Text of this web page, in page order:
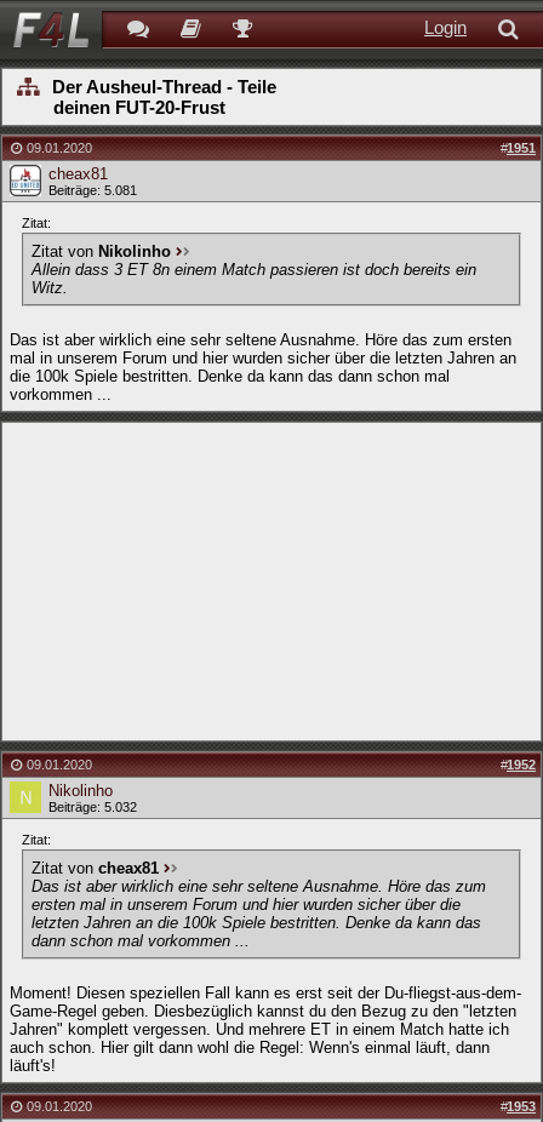
Login
Der Ausheul-Thread - Teile
deinen FUT-20-Frust
09.01.2020 #1951
cheax81
Beiträge: 5.081
Zitat:
Zitat von Nikolinho
Allein dass 3 ET 8n einem Match passieren ist doch bereits ein
Witz.
Das ist aber wirklich eine sehr seltene Ausnahme. Höre das zum ersten
mal in unserem Forum und hier wurden sicher über die letzten Jahren an
die 100k Spiele bestritten. Denke da kann das dann schon mal
vorkommen ...
09.01.2020 #1952
Nikolinho
Beiträge: 5.032
Zitat:
Zitat von cheax81
Das ist aber wirklich eine sehr seltene Ausnahme. Höre das zum
ersten mal in unserem Forum und hier wurden sicher über die
letzten Jahren an die 100k Spiele bestritten. Denke da kann das
dann schon mal vorkommen ...
Moment! Diesen speziellen Fall kann es erst seit der Du-fliegst-aus-dem-
Game-Regel geben. Diesbezüglich kannst du den Bezug zu den "letzten
Jahren" komplett vergessen. Und mehrere ET in einem Match hatte ich
auch schon. Hier gilt dann wohl die Regel: Wenn's einmal läuft, dann
läuft's!
09.01.2020 #1953